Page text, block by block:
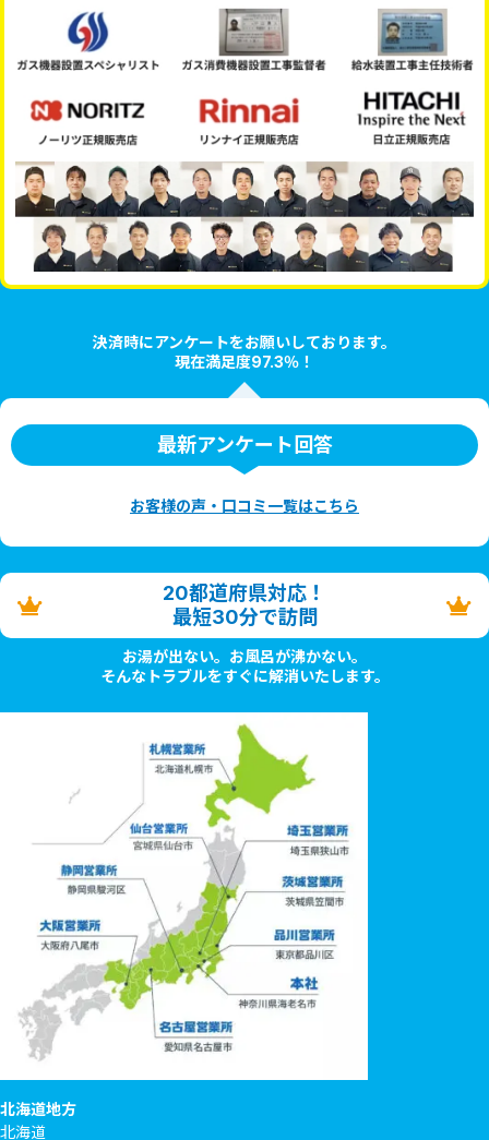
決済時にアンケートをお願いしております。
現在満足度97.3％！
最新アンケート回答
お客様の声・口コミ一覧はこちら
20都道府県対応！
最短30分で訪問
お湯が出ない。お風呂が沸かない。
そんなトラブルをすぐに解消いたします。
北海道地方
北海道